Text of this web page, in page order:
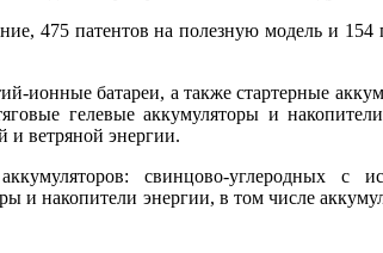
475 патентов на полезную модель и
ионные батареи, а также стартерные
гелевые аккумуляторы и
и ветряной энергии.
свинцово-углеродных с
и накопители энергии, в том числе